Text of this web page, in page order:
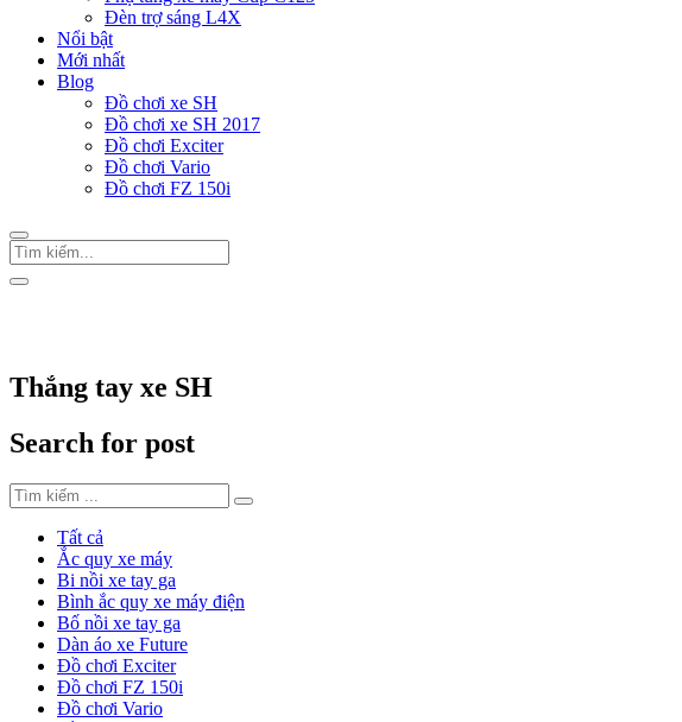
Đèn trợ sáng L4X
Nổi bật
Mới nhất
Blog
Đồ chơi xe SH
Đồ chơi xe SH 2017
Đồ chơi Exciter
Đồ chơi Vario
Đồ chơi FZ 150i
Thắng tay xe SH
Search for post
Tất cả
Ắc quy xe máy
Bi nồi xe tay ga
Bình ắc quy xe máy điện
Bố nồi xe tay ga
Dàn áo xe Future
Đồ chơi Exciter
Đồ chơi FZ 150i
Đồ chơi Vario